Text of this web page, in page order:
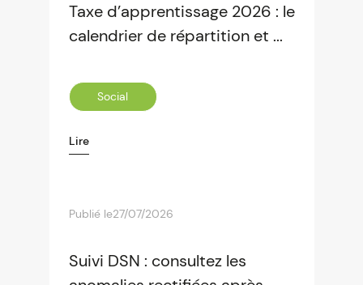
Taxe d’apprentissage 2026 : le
calendrier de répartition et ...
Social
Lire
Publié le27/07/2026
Suivi DSN : consultez les